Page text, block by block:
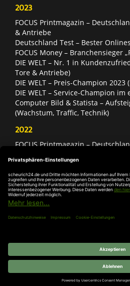
2023
FOCUS Printmagazin –
& Antriebe
Deutschland Test – Bester
FOCUS Money – Branchensieger
DIE WELT – Nr. 1 in
Tore & Antriebe)
DIE WELT – Preis-Champion
DIE WELT – Service-Champion
Computer Bild & Statista –
(Wachstum, Traffic, Technik)
2022
FOCUS Printmagazin –
Deutschland Test – Bester
FOCUS Money – Branchensieger
DIE WELT – Service-Champion
DIE WELT – Branchengewinner
Antriebe)
© 2026